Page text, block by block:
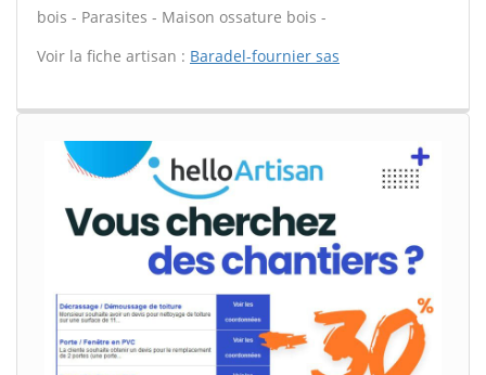
bois - Parasites - Maison ossature bois -
Voir la fiche artisan : Baradel-fournier sas